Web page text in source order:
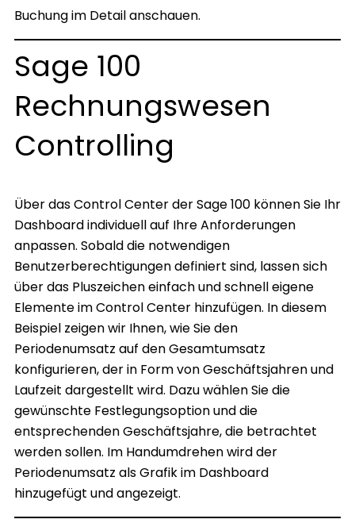
Buchung im Detail anschauen.
Sage 100
Rechnungswesen
Controlling
Über das Control Center der Sage 100 können Sie Ihr
Dashboard individuell auf Ihre Anforderungen
anpassen. Sobald die notwendigen
Benutzerberechtigungen definiert sind, lassen sich
über das Pluszeichen einfach und schnell eigene
Elemente im Control Center hinzufügen. In diesem
Beispiel zeigen wir Ihnen, wie Sie den
Periodenumsatz auf den Gesamtumsatz
konfigurieren, der in Form von Geschäftsjahren und
Laufzeit dargestellt wird. Dazu wählen Sie die
gewünschte Festlegungsoption und die
entsprechenden Geschäftsjahre, die betrachtet
werden sollen. Im Handumdrehen wird der
Periodenumsatz als Grafik im Dashboard
hinzugefügt und angezeigt.